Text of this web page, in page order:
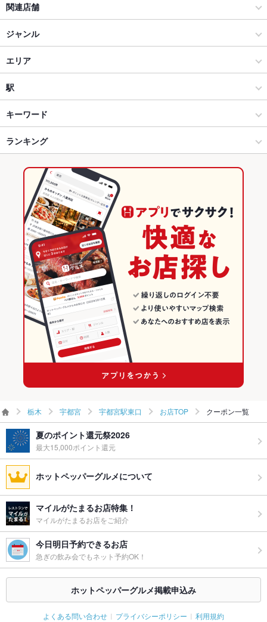
関連店舗
隠れ菴 忍家
ジャンル
居酒屋
和風
宇都宮 × 居酒屋
宇都宮 × 和風
宇都宮駅 × 居酒屋
宇都宮駅 × 和風
宇都宮 × 和食
宇都宮 × 鍋
宇都宮駅 × 和食
宇都宮駅 × 鍋
エリア
宇都宮駅東口
宇都宮駅東口 × 居酒屋
宇都宮駅東口 × 和風
宇都宮駅東口 × 和食
宇都宮駅東口 × 鍋
栃木 × 居酒屋
栃木 × 和風
栃木 × 和食
栃木 × 鍋
駅
宇都宮駅
キーワード
からあげ
もつ鍋 ステーキ トリュフ
デザート シカゴピザ
サーモンいくら丼 牛タン丼
ランキング
栃木のグルメランキング
栃木の居酒屋ランキング
宇都宮のグルメランキング
宇都宮の居酒屋ランキング
宇都宮駅東口のグルメランキング
宇都宮駅東口の居酒屋ランキング
栃木 宇都宮 宇都宮駅東口 お店TOP クーポン一覧
夏のポイント還元祭2026
最大15,000ポイント還元
ホットペッパーグルメについて
マイルがたまるお店特集！
マイルがたまるお店をご紹介
今日明日予約できるお店
急ぎの飲み会でもネット予約OK！
ホットペッパーグルメ掲載申込み
よくある問い合わせ プライバシーポリシー 利用規約